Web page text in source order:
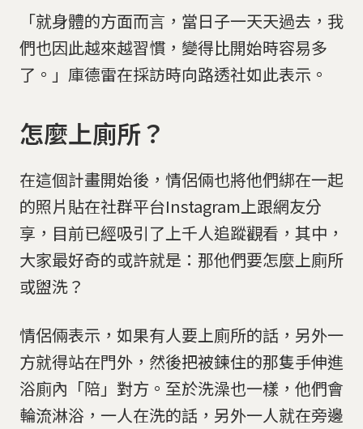
「就身體的方面而言，當日子一天天過去，我
們也因此越來越習慣，變得比開始時容易多
了。」庫德雷在採訪時向路透社如此表示。
怎麼上廁所？
在這個計畫開始後，情侶倆也將他們綁在一起
的照片貼在社群平台Instagram上跟網友分
享，目前已經吸引了上千人追蹤觀看，其中，
大家最好奇的或許就是：那他們要怎麼上廁所
或盥洗？
情侶倆表示，如果有人要上廁所的話，另外一
方就得站在門外，然後把被鍊住的那隻手伸進
浴廁內「陪」對方。至於洗澡也一樣，他們會
輪流淋浴，一人在洗的話，另外一人就在旁邊